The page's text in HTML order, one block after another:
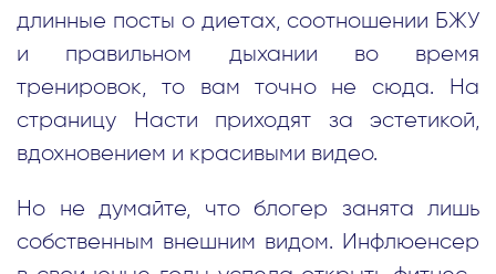
длинные посты о диетах, соотношении БЖУ
и правильном дыхании во время
тренировок, то вам точно не сюда. На
страницу Насти приходят за эстетикой,
вдохновением и красивыми видео.
Но не думайте, что блогер занята лишь
собственным внешним видом. Инфлюенсер